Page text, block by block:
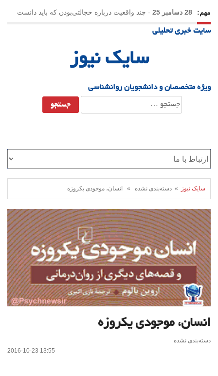
مهم: 28 دسامبر 25 - چند واقعیت درباره خجالتی‌بودن که باید دانست
سایت خبری تحلیلی
سایک نیوز
ویژه متخصصان و دانشجویان روانشناسی
جستجو
برای:
سایک نیوز » دسته‌بندی نشده » انسان، موجودی یکروزه
انسان، موجودی یکروزه
دسته‌بندی نشده
2016-10-23 13:55